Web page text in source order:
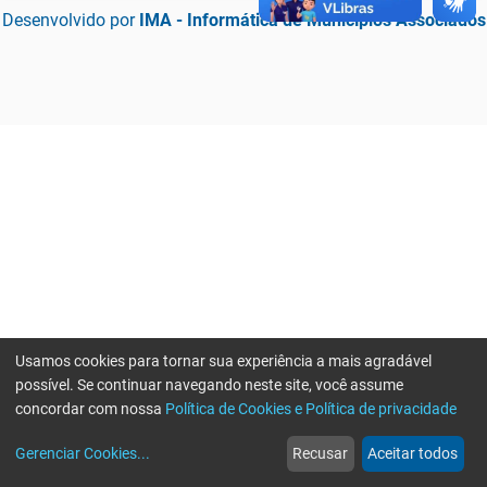
Desenvolvido por IMA - Informática de Municípios Associados
web
Notícias
more_horiz
Mais
Usamos cookies para tornar sua experiência a mais agradável
possível. Se continuar navegando neste site, você assume
concordar com nossa Política de Cookies e Política de privacidade
Gerenciar Cookies... Recusar Aceitar todos
Erro ao enviar informações, por favor tente novamente